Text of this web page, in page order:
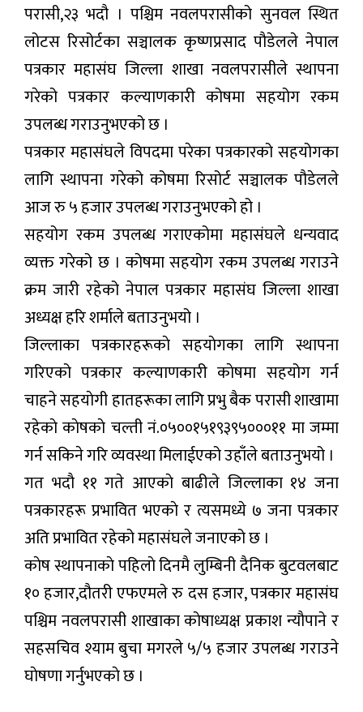
परासी,२३ भदौ । पश्चिम नवलपरासीको सुनवल स्थित
लोटस रिसोर्टका सञ्चालक कृष्णप्रसाद पौडेलले नेपाल
पत्रकार महासंघ जिल्ला शाखा नवलपरासीले स्थापना
गरेको पत्रकार कल्याणकारी कोषमा सहयोग रकम
उपलब्ध गराउनुभएको छ ।
पत्रकार महासंघले विपदमा परेका पत्रकारको सहयोगका
लागि स्थापना गरेको कोषमा रिसोर्ट सञ्चालक पौडेलले
आज रु ५ हजार उपलब्ध गराउनुभएको हो ।
सहयोग रकम उपलब्ध गराएकोमा महासंघले धन्यवाद
व्यक्त गरेको छ । कोषमा सहयोग रकम उपलब्ध गराउने
क्रम जारी रहेको नेपाल पत्रकार महासंघ जिल्ला शाखा
अध्यक्ष हरि शर्माले बताउनुभयो ।
जिल्लाका पत्रकारहरूकाे सहयाेगका लागि स्थापना
गरिएको पत्रकार कल्याणकारी काेषमा सहयोग गर्न
चाहने सहयाेगी हातहरूका लागि प्रभु बैक परासी शाखामा
रहेकाे काेषकाे चल्ती नं.०५००१५१९३९५०००११ मा जम्मा
गर्न सकिने गरि व्यवस्था मिलाईएको उहाँले बताउनुभयो ।
गत भदाै ११ गते आएकाे बाढीले जिल्लाका १४ जना
पत्रकारहरू प्रभावित भएकाे र त्यसमध्ये ७ जना पत्रकार
अति प्रभावित रहेको महासंघले जनाएको छ ।
काेष स्थापनाकाे पहिलाे दिनमै लुम्बिनी दैनिक बुटवलबाट
१० हजार,दौतरी एफएमले रु दस हजार, पत्रकार महासंघ
पश्चिम नवलपरासी शाखाका काेषाध्यक्ष प्रकाश न्याैपाने र
सहसचिव श्याम बुचा मगरले ५/५ हजार उपलब्ध गराउने
घाेषणा गर्नुभएकाे छ ।